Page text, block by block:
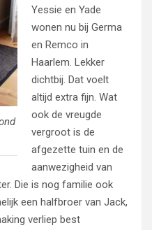
Yessie en Yade
wonen nu bij Germa
en Remco in
Haarlem. Lekker
dichtbij. Dat voelt
altijd extra fijn. Wat
ook de vreugde
vergroot is de
afgezette tuin en de
aanwezigheid van
Die is nog familie ook
een halfbroer van Jack,
verliep best